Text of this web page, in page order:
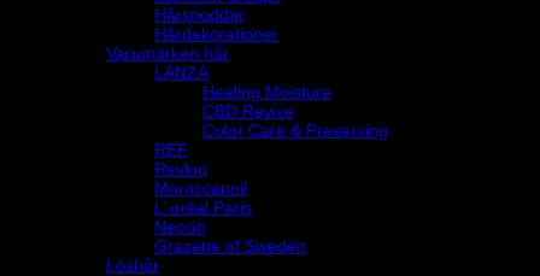
Hårsnoddar
Hårdekorationer
Varumärken hår
LANZA
Healing Moisture
CBD Revive
Color Care & Preserving
REF
Revlon
Moroccanoil
L´oréal Paris
Neccin
Grazette of Sweden
Löshår